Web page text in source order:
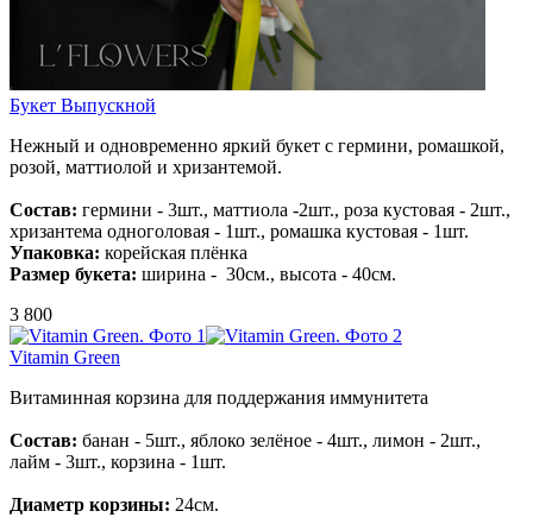
Букет Выпускной
Нежный и одновременно яркий букет с гермини, ромашкой,
розой, маттиолой и хризантемой.
Состав: гермини - 3шт., маттиола -2шт., роза кустовая - 2шт.,
хризантема одноголовая - 1шт., ромашка кустовая - 1шт.
Упаковка: корейская плёнка
Размер букета: ширина - 30см., высота - 40см.
3 800
Vitamin Green
Витаминная корзина для поддержания иммунитета
Состав: банан - 5шт., яблоко зелёное - 4шт., лимон - 2шт.,
лайм - 3шт., корзина - 1шт.
Диаметр корзины: 24см.